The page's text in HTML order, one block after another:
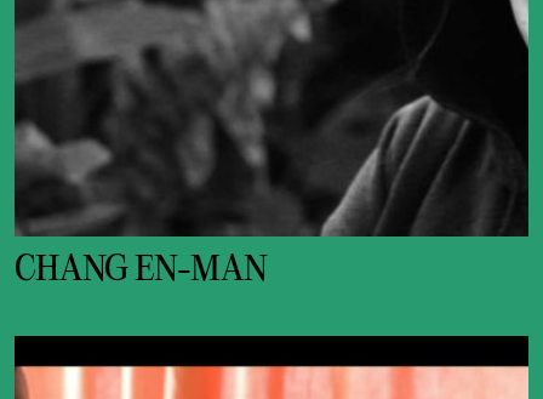
CHANG EN-MAN